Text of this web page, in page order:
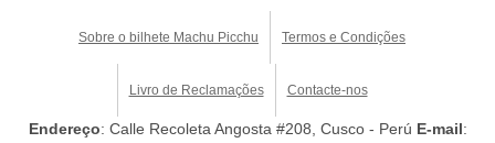
Sobre o bilhete Machu Picchu Termos e Condições
Livro de Reclamações Contacte-nos
Endereço: Calle Recoleta Angosta #208, Cusco - Perú E-mail: